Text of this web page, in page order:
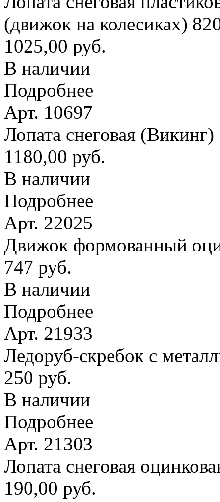
(движок на колесиках)
1025,00 руб.
В наличии
Подробнее
Арт. 10697
Лопата снеговая
1180,00 руб.
В наличии
Подробнее
Арт. 22025
Движок формованный
747 руб.
В наличии
Подробнее
Арт. 21933
Ледоруб-скребок с
250 руб.
В наличии
Подробнее
Арт. 21303
Лопата снеговая
190,00 руб.